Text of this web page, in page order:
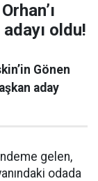
oldu!
Gönen
aday
gelen,
odada